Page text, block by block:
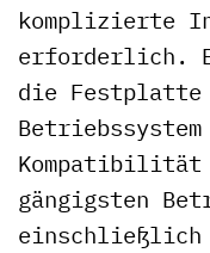
komplizierte
erforderlich.
die Festplatte
gängigsten
einschließlich